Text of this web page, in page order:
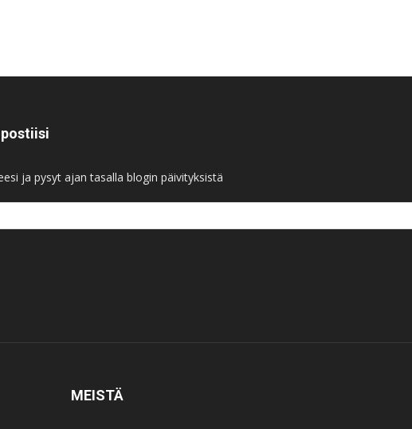
ja pysyt ajan tasalla blogin päivityksistä
MEISTÄ